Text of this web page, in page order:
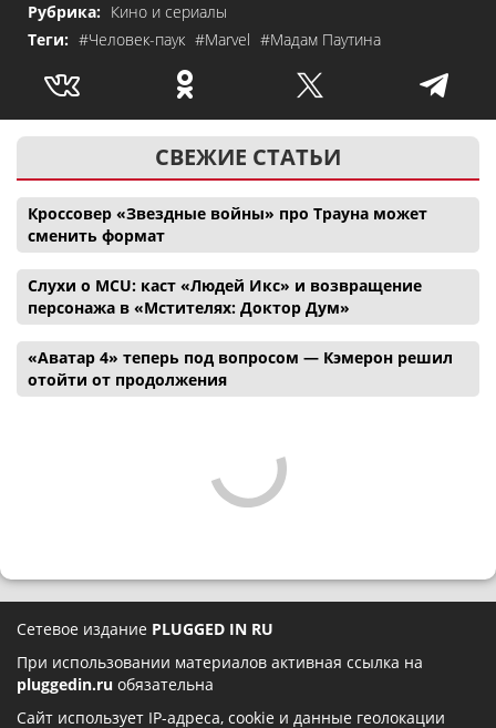
Рубрика: Кино и сериалы
Теги: #Человек-паук #Marvel #Мадам Паутина
СВЕЖИЕ СТАТЬИ
Кроссовер «Звездные войны» про Трауна может
сменить формат
Слухи о MCU: каст «Людей Икс» и возвращение
персонажа в «Мстителях: Доктор Дум»
«Аватар 4» теперь под вопросом — Кэмерон решил
отойти от продолжения
Сетевое издание PLUGGED IN RU
При использовании материалов активная ссылка на
pluggedin.ru обязательна
Сайт использует IP-адреса, cookie и данные геолокации